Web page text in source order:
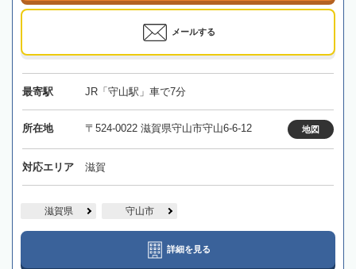
メールする
最寄駅 JR「守山駅」車で7分
所在地 〒524-0022 滋賀県守山市守山6-6-12 地図
対応エリア 滋賀
滋賀県 守山市
詳細を見る